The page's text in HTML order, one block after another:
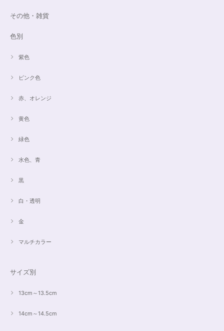
その他・雑貨
色別
紫色
ピンク色
赤、オレンジ
黄色
緑色
水色、青
黒
白・透明
金
マルチカラー
サイズ別
13cm～13.5cm
14cm～14.5cm